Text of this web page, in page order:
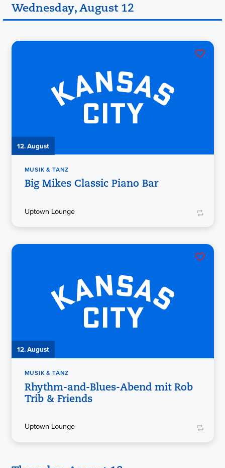
Wednesday, August 12
12. August
MUSIK & TANZ
Big Mikes Classic Piano Bar
Uptown Lounge
12. August
MUSIK & TANZ
Rhythm-and-Blues-Abend mit Rob
Trib & Friends
Uptown Lounge